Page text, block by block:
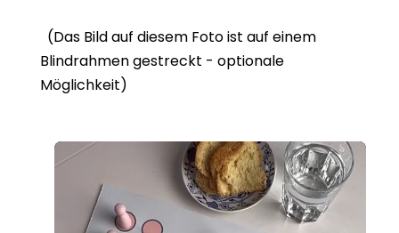
(Das Bild auf diesem Foto ist auf einem
Blindrahmen gestreckt - optionale
Möglichkeit)